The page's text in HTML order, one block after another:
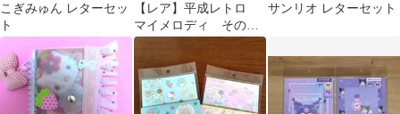
こぎみゅん レターセッ
ト
【レア】平成レトロ
マイメロディ そのま
んまレター
サンリオ レターセット